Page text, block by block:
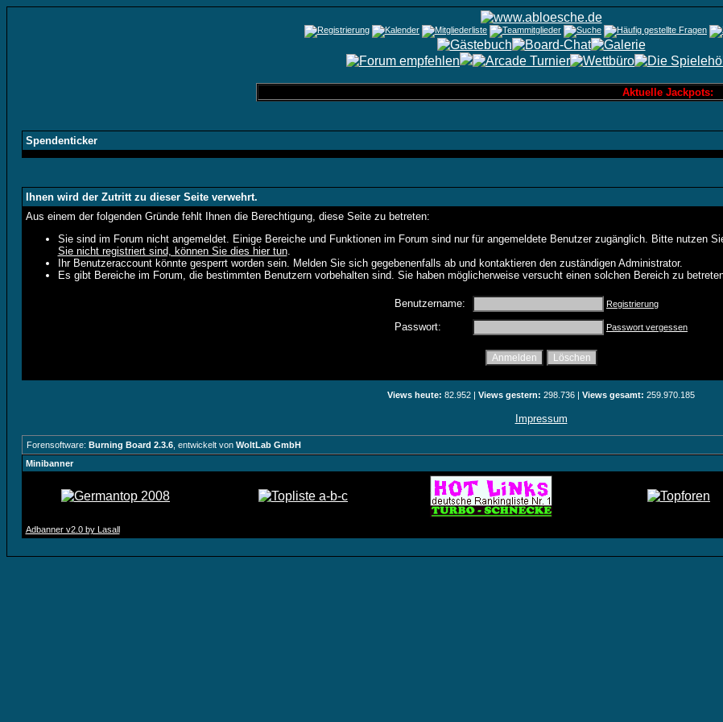
Aktuelle Jackpots:
Spendenticker
Ihnen wird der Zutritt zu dieser Seite verwehrt.
Aus einem der folgenden Gründe fehlt Ihnen die Berechtigung, diese Seite zu betreten:
Sie sind im Forum nicht angemeldet. Einige Bereiche und Funktionen im Forum sind nur für angemeldete Benutzer zugänglich. Bitte nutzen
Sie nicht registriert sind, können Sie dies hier tun.
Ihr Benutzeraccount könnte gesperrt worden sein. Melden Sie sich gegebenenfalls ab und kontaktieren den zuständigen Administrator.
Es gibt Bereiche im Forum, die bestimmten Benutzern vorbehalten sind. Sie haben möglicherweise versucht einen solchen Bereich zu
Benutzername: Registrierung
Passwort: Passwort vergessen
Views heute: 82.952 | Views gestern: 298.736 | Views gesamt: 259.970.185
Impressum
Forensoftware: Burning Board 2.3.6, entwickelt von WoltLab GmbH
Minibanner
Adbanner v2.0 by Lasall